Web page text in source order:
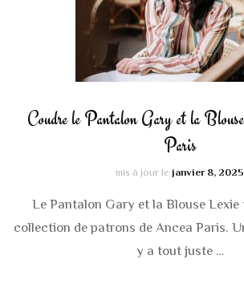
Coudre le Pantalon Gary et la
Paris
mis à jour le janvier 8, 2025
Le Pantalon Gary et la Blouse
collection de patrons de Ancea Paris.
y a tout juste …